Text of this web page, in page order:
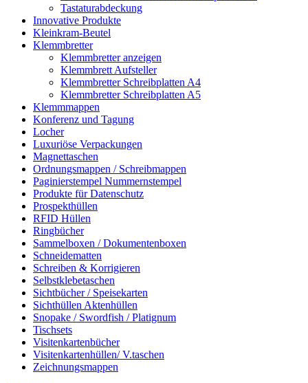
Tastaturabdeckung
Innovative Produkte
Kleinkram-Beutel
Klemmbretter
Klemmbretter anzeigen
Klemmbrett Aufsteller
Klemmbretter Schreibplatten A4
Klemmbretter Schreibplatten A5
Klemmmappen
Konferenz und Tagung
Locher
Luxuriöse Verpackungen
Magnettaschen
Ordnungsmappen / Schreibmappen
Paginierstempel Nummernstempel
Produkte für Datenschutz
Prospekthüllen
RFID Hüllen
Ringbücher
Sammelboxen / Dokumentenboxen
Schneidematten
Schreiben & Korrigieren
Selbstklebetaschen
Sichtbücher / Speisekarten
Sichthüllen Aktenhüllen
Snopake / Swordfish / Platignum
Tischsets
Visitenkartenbücher
Visitenkartenhüllen/ V.taschen
Zeichnungsmappen